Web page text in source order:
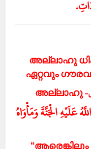
അല്ലാഹു
ഏറ്റവും
عَلَيْهِ الْجَنَّةَ وَمَأْوَاهُ